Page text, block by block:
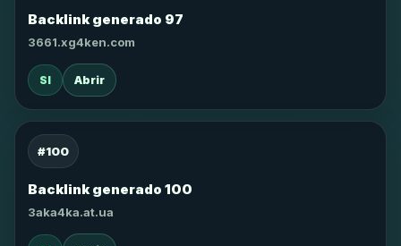
Backlink generado 97
3661.xg4ken.com
SI Abrir
#100
Backlink generado 100
3aka4ka.at.ua